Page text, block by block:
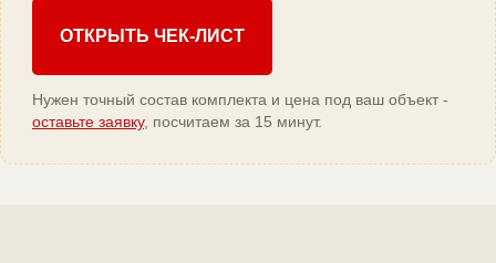
ОТКРЫТЬ ЧЕК-ЛИСТ
Нужен точный состав комплекта и цена под ваш объект -
оставьте заявку, посчитаем за 15 минут.